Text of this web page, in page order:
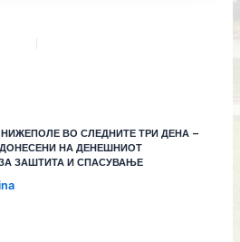
ВО СЛЕДНИТЕ ТРИ ДЕНА –
НА ДЕНЕШНИОТ
ЗАШТИТА И СПАСУВАЊЕ